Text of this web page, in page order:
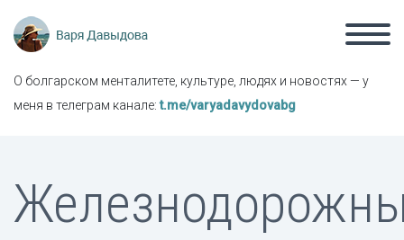
О болгарском менталитете, культуре, людях и новостях — у
меня в телеграм канале:t.me/varyadavydovabg